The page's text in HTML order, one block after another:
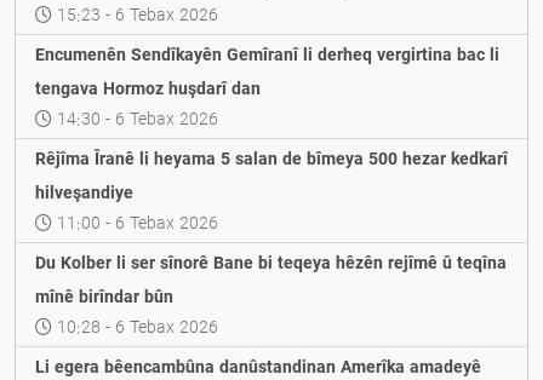
15:23 - 6 Tebax 2026
Encumenên Sendîkayên Gemîranî li derheq vergirtina bac li
tengava Hormoz huşdarî dan
14:30 - 6 Tebax 2026
Rêjîma Îranê li heyama 5 salan de bîmeya 500 hezar kedkarî
hilveşandiye
11:00 - 6 Tebax 2026
Du Kolber li ser sînorê Bane bi teqeya hêzên rejîmê û teqîna
mînê birîndar bûn
10:28 - 6 Tebax 2026
Li egera bêencambûna danûstandinan Amerîka amadeyê